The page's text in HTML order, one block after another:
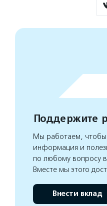
Поддержите
Мы работаем, чтобы
информация и
по любому вопросу
Вместе мы этого
Внести вклад